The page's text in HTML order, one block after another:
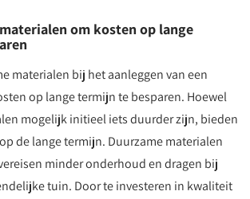
om kosten op lange
materialen bij het aanleggen van een
op lange termijn te besparen. Hoewel
mogelijk initieel iets duurder zijn, bieden
de lange termijn. Duurzame materialen
minder onderhoud en dragen bij
tuin. Door te investeren in kwaliteit